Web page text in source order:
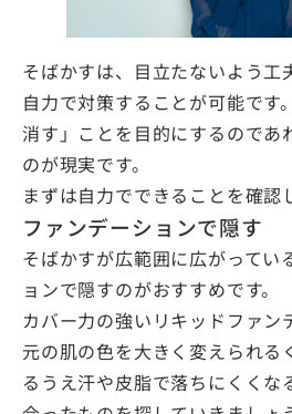
そばかすは、目立たないよう工
自力で対策することが可能です
消す」ことを目的にするのであ
のが現実です。
まずは自力でできることを確認
ファンデーションで隠す
そばかすが広範囲に広がってい
ョンで隠すのがおすすめです。
カバー力の強いリキッドファン
元の肌の色を大きく変えられる
るうえ汗や皮脂で落ちにくくな